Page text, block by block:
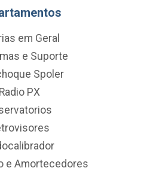
em Geral
e Suporte
Spoler
Radio PX
e Amortecedores